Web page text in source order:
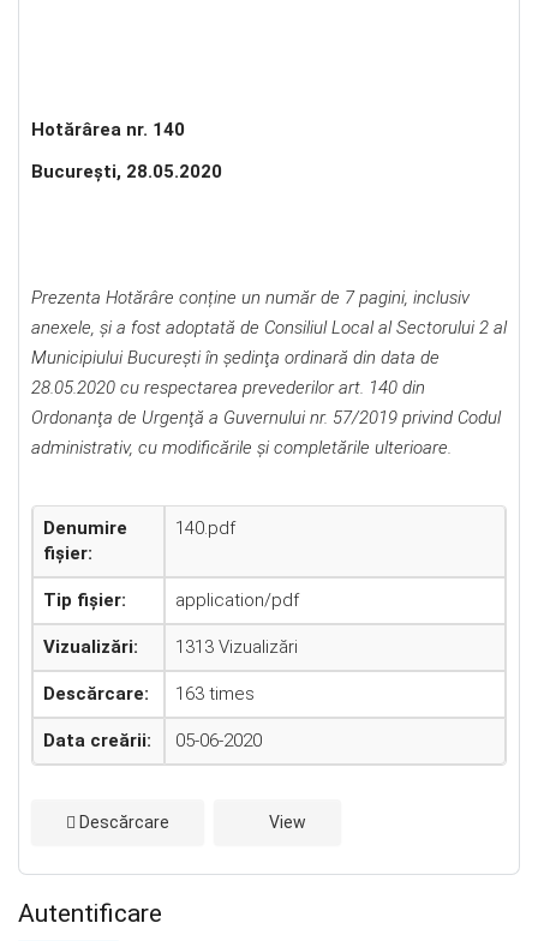
Hotărârea nr. 140
Bucureşti, 28.05.2020
Prezenta Hotărâre conține un număr de 7 pagini, inclusiv
anexele, și a fost adoptată de Consiliul Local al Sectorului 2 al
Municipiului Bucureşti în şedinţa ordinară din data de
28.05.2020 cu respectarea prevederilor art. 140 din
Ordonanţa de Urgenţă a Guvernului nr. 57/2019 privind Codul
administrativ, cu modificările şi completările ulterioare.
Denumire
fișier:
140.pdf
Tip fișier: application/pdf
Vizualizări: 1313 Vizualizări
Descărcare: 163 times
Data creării: 05-06-2020
Descărcare View
Autentificare